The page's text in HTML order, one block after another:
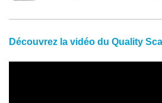
Découvrez la vidéo du Quality